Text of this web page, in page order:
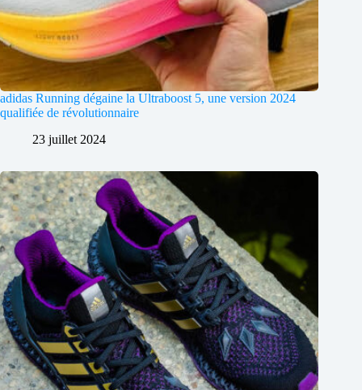
adidas Running dégaine la Ultraboost 5, une version 2024
qualifiée de révolutionnaire
23 juillet 2024